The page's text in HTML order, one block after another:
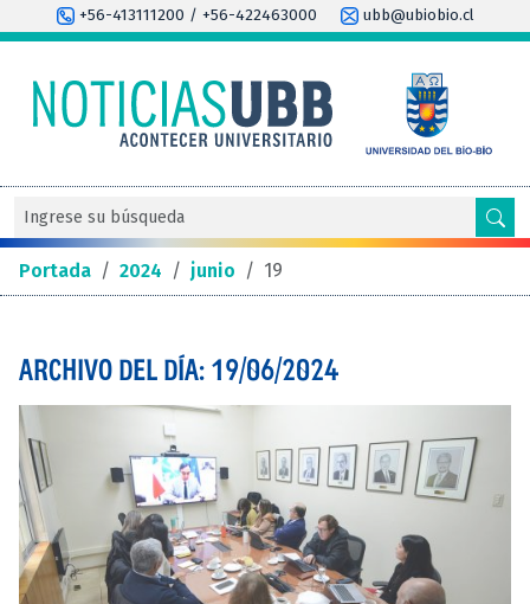
+56-413111200 / +56-422463000 ubb@ubiobio.cl
Portada / 2024 / junio / 19
ARCHIVO DEL DÍA: 19/06/2024